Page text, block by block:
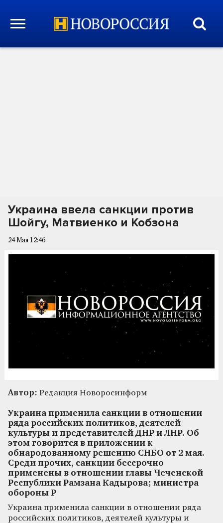
Украина ввела санкции против
Шойгу, Матвиенко и Кобзона
24 Мая 12:46
Автор: Редакция Новоросинформ
Украина применила санкции в отношении
ряда российских политиков, деятелей
культуры и представителей ДНР и ЛНР. Об
этом говорится в приложении к
обнародованному решению СНБО от 2 мая.
Среди прочих, санкции бессрочно
применены в отношении главы Чеченской
Республики Рамзана Кадырова; министра
обороны Р
Украина применила санкции в отношении ряда
российских политиков, деятелей культуры и